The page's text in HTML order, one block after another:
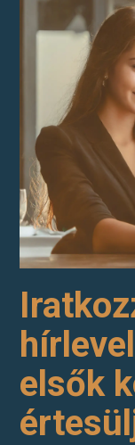
elsők